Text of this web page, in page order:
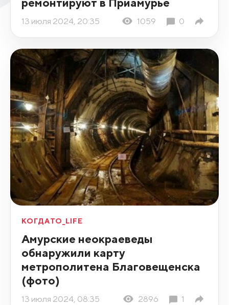
13 июля 2024, 20:35 1059 0
КОГДАТО_LIFE
Амурские неокраеведы
обнаружили карту
метрополитена Благовещенска
(фото)
13 июля 2024, 08:35 2896 1